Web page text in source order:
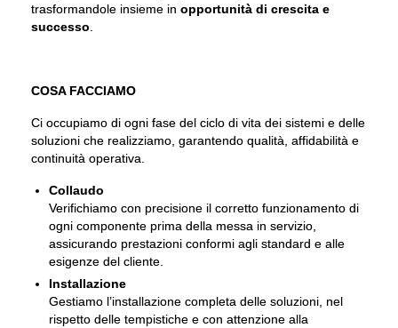
trasformandole insieme in opportunità di crescita e
successo
COSA FACCIAMO
Ci occupiamo di ogni fase del ciclo di vita dei sistemi e delle
soluzioni che realizziamo, garantendo qualità, affidabilità e
continuità operativa.
Collaudo
Verifichiamo con precisione il corretto funzionamento di
ogni componente prima della messa in servizio,
assicurando prestazioni conformi agli standard e alle
esigenze del cliente.
Installazione
Gestiamo l’installazione completa delle soluzioni, nel
rispetto delle tempistiche e con attenzione alla